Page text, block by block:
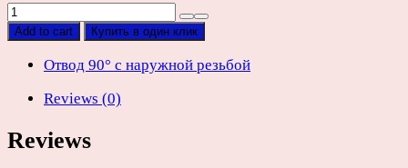
Отвод
90°
наружной
ПНД
х
Add to cart Купить в один клик
Отвод 90° с наружной резьбой
Reviews (0)
Reviews